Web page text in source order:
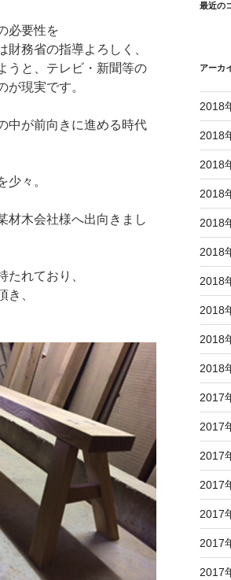
必要性を
務省の指導よろしく、
うと、テレビ・新聞等の
現実です。
中が前向きに進める時代
少々。
材木会社様へ出向きまし
れており、
き、
最近の
アーカ
2018
2018
2018
2018
2018
2018
2018
2018
2018
2018
2017
2017
2017
2017
2017
2017
2017